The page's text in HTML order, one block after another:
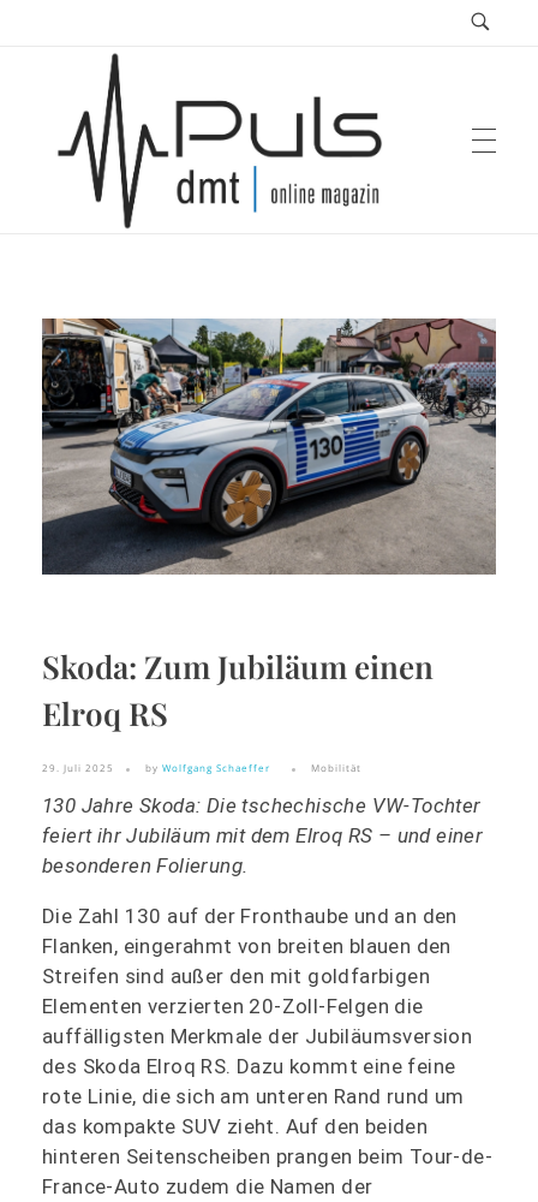
Puls Magazin
Zukunft der Mobilität
Skoda: Zum Jubiläum einen
Elroq RS
29. Juli 2025 by Wolfgang Schaeffer Mobilität
130 Jahre Skoda: Die tschechische VW-Tochter
feiert ihr Jubiläum mit dem Elroq RS – und einer
besonderen Folierung.
Die Zahl 130 auf der Fronthaube und an den
Flanken, eingerahmt von breiten blauen den
Streifen sind außer den mit goldfarbigen
Elementen verzierten 20-Zoll-Felgen die
auffälligsten Merkmale der Jubiläumsversion
des Skoda Elroq RS. Dazu kommt eine feine
rote Linie, die sich am unteren Rand rund um
das kompakte SUV zieht. Auf den beiden
hinteren Seitenscheiben prangen beim Tour-de-
France-Auto zudem die Namen der